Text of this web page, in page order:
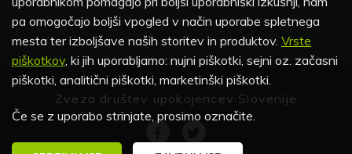
Zveza društev upokojencev Slovenije
pa omogočajo boljši vpogled v način uporabe spletnega
mesta ter izboljšave naših storitev in produktov. Vrste
piškotkov, ki jih uporabljamo: nujni piškotki, sejni oz. začasni
piškotki, analitični piškotki, marketinški piškotki.
Če se z uporabo strinjate, prosimo označite.